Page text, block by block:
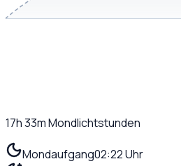
17h 33mMondlichtstunden
Mondaufgang02:22 Uhr